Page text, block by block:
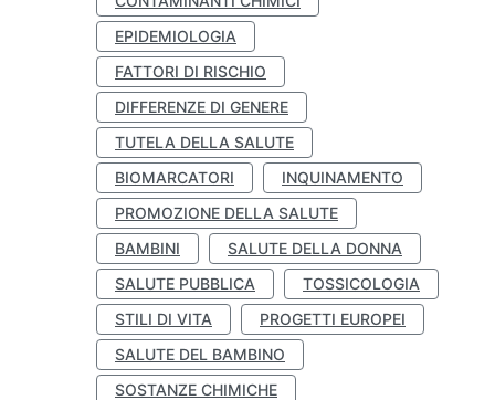
EPIDEMIOLOGIA
FATTORI DI RISCHIO
DIFFERENZE DI GENERE
TUTELA DELLA SALUTE
BIOMARCATORI
INQUINAMENTO
PROMOZIONE DELLA SALUTE
BAMBINI
SALUTE DELLA DONNA
SALUTE PUBBLICA
TOSSICOLOGIA
STILI DI VITA
PROGETTI EUROPEI
SALUTE DEL BAMBINO
SOSTANZE CHIMICHE